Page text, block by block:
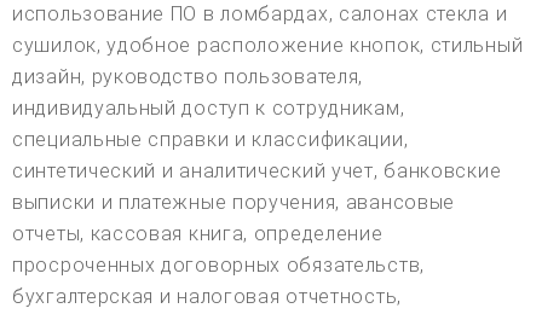
использование ПО в ломбардах, салонах стекла и
сушилок, удобное расположение кнопок, стильный
дизайн, руководство пользователя,
индивидуальный доступ к сотрудникам,
специальные справки и классификации,
синтетический и аналитический учет, банковские
выписки и платежные поручения, авансовые
отчеты, кассовая книга, определение
просроченных договорных обязательств,
бухгалтерская и налоговая отчетность,